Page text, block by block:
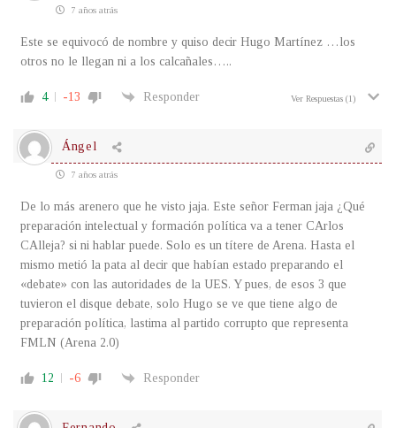
7 años atrás
Este se equivocó de nombre y quiso decir Hugo Martínez …los
otros no le llegan ni a los calcañales…..
4 -13 Responder Ver Respuestas (1)
Ángel
7 años atrás
De lo más arenero que he visto jaja. Este señor Ferman jaja ¿Qué
preparación intelectual y formación política va a tener CArlos
CAlleja? si ni hablar puede. Solo es un títere de Arena. Hasta el
mismo metió la pata al decir que habían estado preparando el
«debate» con las autoridades de la UES. Y pues, de esos 3 que
tuvieron el disque debate, solo Hugo se ve que tiene algo de
preparación política, lastima al partido corrupto que representa
FMLN (Arena 2.0)
12 -6 Responder